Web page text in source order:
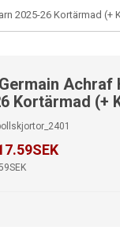
2025-26 Kortärmad (+
Achraf
Kortärmad (+